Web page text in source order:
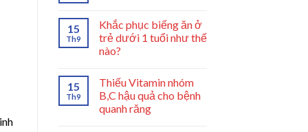
15
Th9
Khắc phục biếng ăn ở
trẻ dưới 1 tuổi như thế
nào?
15
Th9
Thiếu Vitamin nhóm
B,C hậu quả cho bệnh
quanh răng